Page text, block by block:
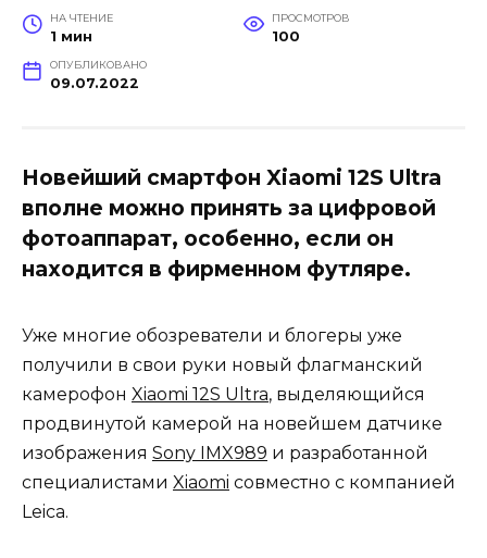
НА ЧТЕНИЕ
1 мин
ПРОСМОТРОВ
100
ОПУБЛИКОВАНО
09.07.2022
Новейший смартфон Xiaomi 12S Ultra
вполне можно принять за цифровой
фотоаппарат, особенно, если он
находится в фирменном футляре.
Уже многие обозреватели и блогеры уже
получили в свои руки новый флагманский
камерофон Xiaomi 12S Ultra, выделяющийся
продвинутой камерой на новейшем датчике
изображения Sony IMX989 и разработанной
специалистами Xiaomi совместно с компанией
Leica.